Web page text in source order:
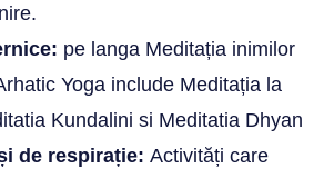
pe langa Meditația inimilor
Yoga include Meditația la
Kundalini si Meditatia Dhyan
de respirație: Activități care